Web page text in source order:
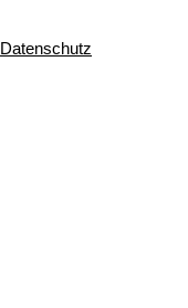
Datenschutz